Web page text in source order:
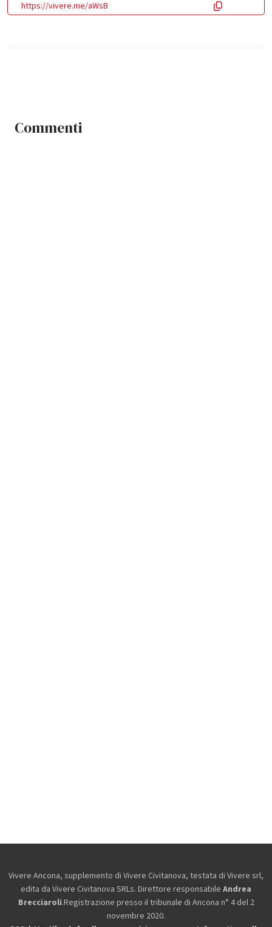
https://vivere.me/aWsB
Commenti
Vivere Ancona, supplemento di Vivere Civitanova, testata di Vivere srl,
edita da Vivere Civitanova SRLs. Direttore responsabile Andrea
Brecciaroli.Registrazione presso il tribunale di Ancona n° 4 del 2
novembre 2020.